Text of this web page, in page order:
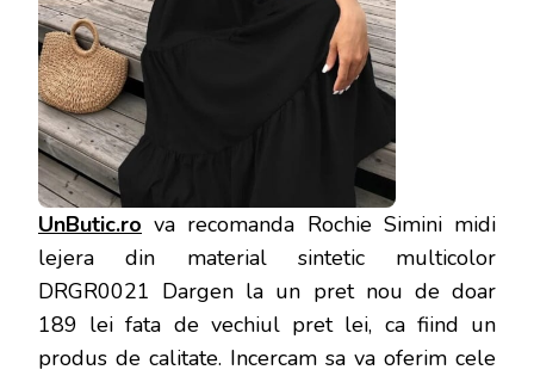
UnButic.ro va recomanda Rochie Simini midi
lejera din material sintetic multicolor
DRGR0021 Dargen la un pret nou de doar
189 lei fata de vechiul pret lei, ca fiind un
produs de calitate. Incercam sa va oferim cele